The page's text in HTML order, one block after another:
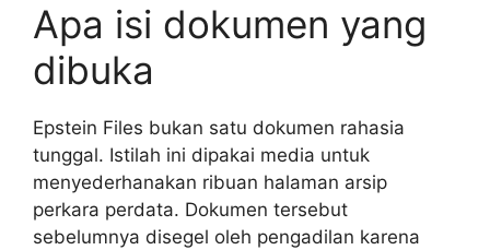
Apa isi dokumen yang
dibuka
Epstein Files bukan satu dokumen rahasia
tunggal. Istilah ini dipakai media untuk
menyederhanakan ribuan halaman arsip
perkara perdata. Dokumen tersebut
sebelumnya disegel oleh pengadilan karena